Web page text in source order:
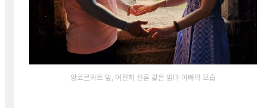
앙코르와트 앞, 여전히 신혼 같은 엄마 아빠의 모습